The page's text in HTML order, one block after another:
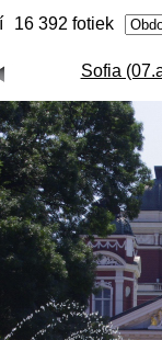
16 392 fotiek
Sofia